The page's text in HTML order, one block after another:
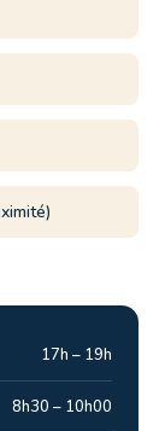
17h – 19h
8h30 – 10h00